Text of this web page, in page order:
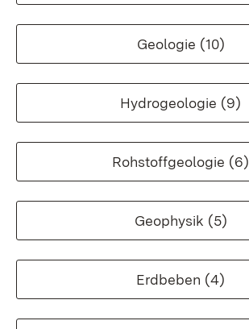
Geologie (10)
Hydrogeologie (9)
Rohstoffgeologie (6)
Geophysik (5)
Erdbeben (4)